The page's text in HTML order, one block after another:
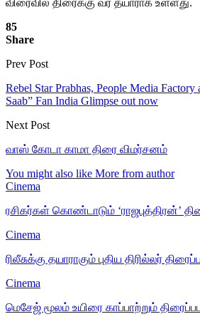
85
Share
Prev Post
Rebel Star Prabhas, People Media Factory
Saab” Fan India Glimpse out now
Next Post
வாஸ் கோடா காமா திரை விமர்சனம்
You might also like More from author
Cinema
ரசிகர்கள் கொண்டாடும் ‘ராஜபுத்திரன்’
Cinema
ரிலீசுக்கு தயாராகும் புதிய திரில்லர்
Cinema
மெசேஜ் மூலம் உயிரை காப்பாற்றும்